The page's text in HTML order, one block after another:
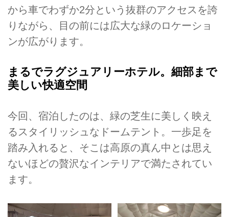
から車でわずか2分という抜群のアクセスを誇
りながら、目の前には広大な緑のロケーショ
ンが広がります。
まるでラグジュアリーホテル。細部まで
美しい快適空間
今回、宿泊したのは、緑の芝生に美しく映え
るスタイリッシュなドームテント。一歩足を
踏み入れると、そこは高原の真ん中とは思え
ないほどの贅沢なインテリアで満たされてい
ます。